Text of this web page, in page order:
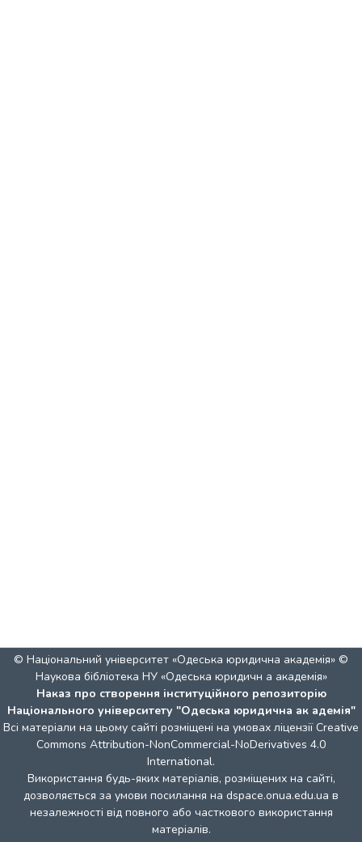
© Національний університет «Одеська юридична академія» ©
Наукова бібліотека НУ «Одеська юридичн а академія»
Наказ про створення інституційного репозиторію
Національного університету "Одеська юридична ак адемія"
Всі матеріали на цьому сайті розміщені на умовах ліцензії Creative
Commons Attribution-NonCommercial-NoDerivatives 4.0
International.
Використання будь-яких матеріалів, розміщених на сайті,
дозволяється за умови посилання на dspace.onua.edu.ua в
незалежності від повного або часткового використання
матеріалів.